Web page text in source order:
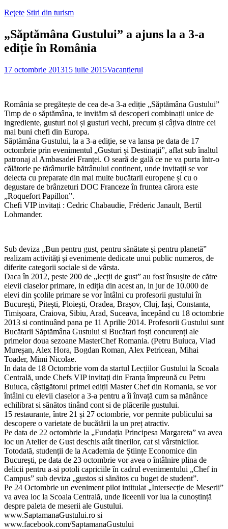
Reţete Stiri din turism
„Săptămâna Gustului” a ajuns la a 3-a
ediție în România
17 octombrie 201315 iulie 2015Vacanțierul
România se pregătește de cea de-a 3-a ediție „Săptămâna Gustului”
Timp de o săptămâna, te invităm să descoperi combinații unice de
ingrediente, gusturi noi și gusturi vechi, precum și câțiva dintre cei
mai buni chefi din Europa.
Săptămâna Gustului, la a 3-a ediție, se va lansa pe data de 17
octombrie prin evenimentul „Gusturi și Destinații”, aflat sub înaltul
patronaj al Ambasadei Franței. O seară de gală ce ne va purta într-o
călătorie pe tărâmurile bătrânului continent, unde invitații se vor
delecta cu preparate din mai multe bucătarii europene și cu o
degustare de brânzeturi DOC Franceze în fruntea cărora este
„Roquefort Papillon”.
Chefi VIP invitați : Cedric Chabaudie, Fréderic Janault, Bertil
Lohmander.
Sub deviza „Bun pentru gust, pentru sănătate şi pentru planetă”
realizam activităţi şi evenimente dedicate unui public numeros, de
diferite categorii sociale si de vârsta.
Daca în 2012, peste 200 de „lecții de gust” au fost însușite de către
elevii claselor primare, in ediția din acest an, in jur de 10.000 de
elevi din școlile primare se vor întâlni cu profesorii gustului în
București, Pitești, Ploiești, Oradea, Brașov, Cluj, Iași, Constanta,
Timișoara, Craiova, Sibiu, Arad, Suceava, începând cu 18 octombrie
2013 si continuând pana pe 11 Aprilie 2014. Profesorii Gustului sunt
Bucătarii Săptămâna Gustului si Bucătari foști concurenți ale
primelor doua sezoane MasterChef Romania. (Petru Buiuca, Vlad
Mureșan, Alex Hora, Bogdan Roman, Alex Petricean, Mihai
Toader, Mimi Nicolae.
In data de 18 Octombrie vom da startul Lecțiilor Gustului la Scoala
Centrală, unde Chefs VIP invitați din Franța împreună cu Petru
Buiuca, câștigătorul primei ediții Master Chef din Romania, se vor
întâlni cu elevii claselor a 3-a pentru a îi învață cum sa mănânce
echilibrat si sănătos tinând cont si de plăcerile gustului.
15 restaurante, între 21 și 27 octombrie, vor permite publicului sa
descopere o varietate de bucătării la un preț atractiv.
Pe data de 22 octombrie la „Fundația Principesa Margareta” va avea
loc un Atelier de Gust deschis atât tinerilor, cat si vârstnicilor.
Totodată, studenții de la Academia de Științe Economice din
București, pe data de 23 octombrie vor avea o întâlnire plina de
delicii pentru a-si potoli capriciile în cadrul evenimentului „Chef in
Campus” sub deviza „gustos si sănătos cu buget de student”.
Pe 24 Octombrie un eveniment pilot intitulat „Intersecție de Meserii”
va avea loc la Scoala Centrală, unde liceenii vor lua la cunoștință
despre paleta de meserii ale Gustului.
www.SaptamanaGustului.ro si
www.facebook.com/SaptamanaGustului